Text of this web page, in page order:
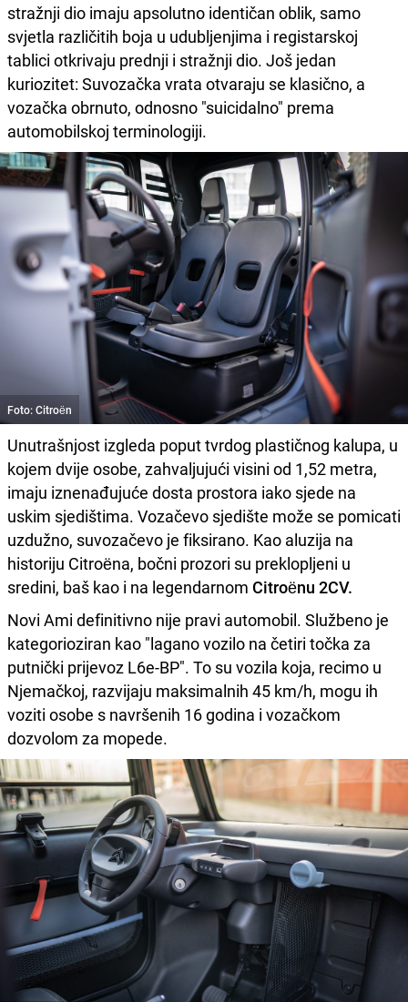
stražnji dio imaju apsolutno identičan oblik, samo
svjetla različitih boja u udubljenjima i registarskoj
tablici otkrivaju prednji i stražnji dio. Još jedan
kuriozitet: Suvozačka vrata otvaraju se klasično, a
vozačka obrnuto, odnosno "suicidalno" prema
automobilskoj terminologiji.
Foto: Citroën
Unutrašnjost izgleda poput tvrdog plastičnog kalupa, u
kojem dvije osobe, zahvaljujući visini od 1,52 metra,
imaju iznenađujuće dosta prostora iako sjede na
uskim sjedištima. Vozačevo sjedište može se pomicati
uzdužno, suvozačevo je fiksirano. Kao aluzija na
historiju Citroëna, bočni prozori su preklopljeni u
sredini, baš kao i na legendarnom Citroënu 2CV.
Novi Ami definitivno nije pravi automobil. Službeno je
kategorioziran kao "lagano vozilo na četiri točka za
putnički prijevoz L6e-BP". To su vozila koja, recimo u
Njemačkoj, razvijaju maksimalnih 45 km/h, mogu ih
voziti osobe s navršenih 16 godina i vozačkom
dozvolom za mopede.